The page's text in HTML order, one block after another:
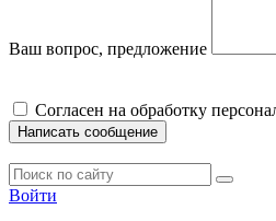
Ваш вопрос, предложение
Cогласен на обработку
Написать сообщение
Войти